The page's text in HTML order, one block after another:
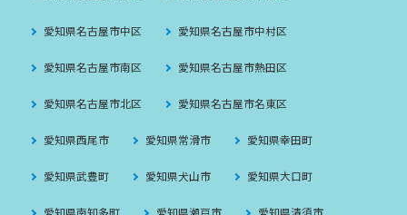
愛知県名古屋市中区 愛知県名古屋市中村区
愛知県名古屋市南区 愛知県名古屋市熱田区
愛知県名古屋市北区 愛知県名古屋市名東区
愛知県西尾市 愛知県常滑市 愛知県幸田町
愛知県武豊町 愛知県犬山市 愛知県大口町